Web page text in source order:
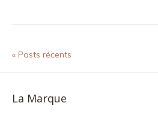
« Posts récents
La Marque